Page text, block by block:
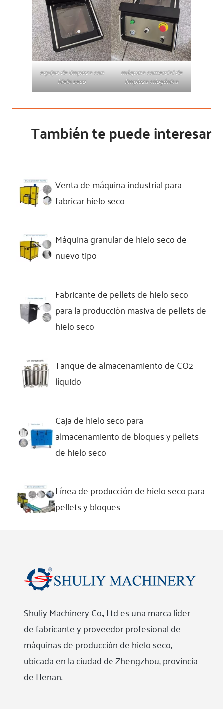
equipo de limpieza con
hielo seco
máquina comercial de
limpieza criogénica
También te puede interesar
Venta de máquina industrial para
fabricar hielo seco
Máquina granular de hielo seco de
nuevo tipo
Fabricante de pellets de hielo seco
para la producción masiva de pellets de
hielo seco
Tanque de almacenamiento de CO2
líquido
Caja de hielo seco para
almacenamiento de bloques y pellets
de hielo seco
Línea de producción de hielo seco para
pellets y bloques
Shuliy Machinery Co., Ltd es una marca líder
de fabricante y proveedor profesional de
máquinas de producción de hielo seco,
ubicada en la ciudad de Zhengzhou, provincia
de Henan.